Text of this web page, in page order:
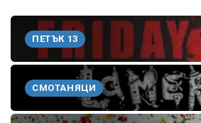
ПЕТЪК 13
СМОТАНЯЦИ